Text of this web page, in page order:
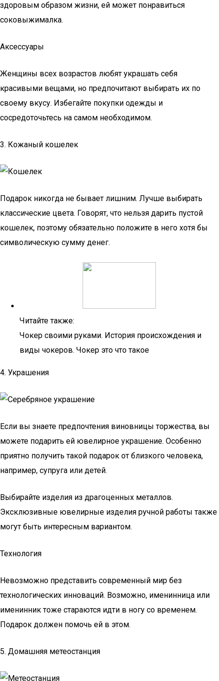
здоровым образом жизни, ей может понравиться
соковыжималка.
Аксессуары
Женщины всех возрастов любят украшать себя
красивыми вещами, но предпочитают выбирать их по
своему вкусу. Избегайте покупки одежды и
сосредоточьтесь на самом необходимом.
3. Кожаный кошелек
Подарок никогда не бывает лишним. Лучше выбирать
классические цвета. Говорят, что нельзя дарить пустой
кошелек, поэтому обязательно положите в него хотя бы
символическую сумму денег.
Читайте также:
Чокер своими руками. История происхождения и
виды чокеров. Чокер это что такое
4. Украшения
Если вы знаете предпочтения виновницы торжества, вы
можете подарить ей ювелирное украшение. Особенно
приятно получить такой подарок от близкого человека,
например, супруга или детей.
Выбирайте изделия из драгоценных металлов.
Эксклюзивные ювелирные изделия ручной работы также
могут быть интересным вариантом.
Технология
Невозможно представить современный мир без
технологических инноваций. Возможно, именинница или
именинник тоже стараются идти в ногу со временем.
Подарок должен помочь ей в этом.
5. Домашняя метеостанция